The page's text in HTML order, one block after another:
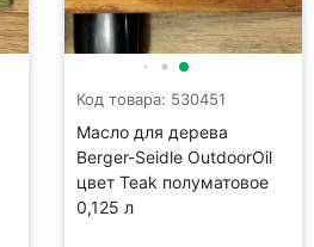
Код товара: 530451
Масло для дерева
Berger-Seidle OutdoorOil
цвет Teak полуматовое
0,125 л